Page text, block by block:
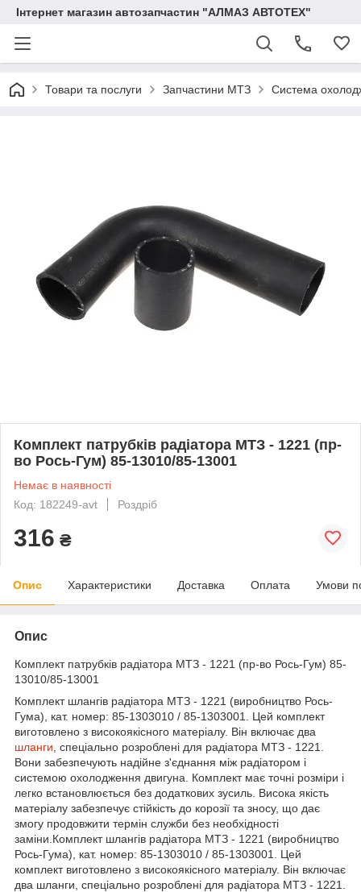
Інтернет магазин автозапчастин "АЛМАЗ АВТОТЕХ"
Товари та послуги Запчастини МТЗ Система
Комплект патрубків радіатора МТЗ - 1221 (пр-
во Рось-Гум) 85-13010/85-13001
Немає в наявності
Код: 182249-avt
Роздріб
316 ₴
Опис Характеристики Доставка Оплата Умови
Опис
Комплект патрубків радіатора МТЗ - 1221 (пр-во Рось-Гум) 85-
13010/85-13001
Комплект шлангів радіатора МТЗ - 1221 (виробництво Рось-
Гума), кат. номер: 85-1303010 / 85-1303001. Цей комплект
виготовлено з високоякісного матеріалу. Він включає два
шланги , спеціально розроблені для радіатора МТЗ - 1221.
Вони забезпечують надійне з'єднання між радіатором і
системою охолодження двигуна. Комплект має точні розміри і
легко встановлюється без додаткових зусиль. Висока якість
матеріалу забезпечує стійкість до корозії та зносу, що дає
змогу продовжити термін служби без необхідності
заміни.Комплект шлангів радіатора МТЗ - 1221 (виробництво
Рось-Гума), кат. номер: 85-1303010 / 85-1303001. Цей
комплект виготовлено з високоякісного матеріалу. Він включає
два шланги, спеціально розроблені для радіатора МТЗ - 1221.